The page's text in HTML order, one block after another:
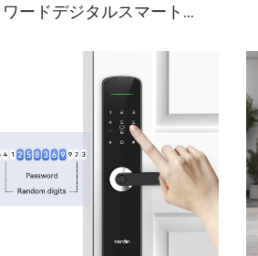
ワードデジタルスマートロ